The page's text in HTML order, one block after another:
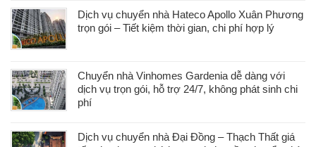
Dịch vụ chuyển nhà Hateco Apollo Xuân Phương
trọn gói – Tiết kiệm thời gian, chi phí hợp lý
Chuyển nhà Vinhomes Gardenia dễ dàng với
dịch vụ trọn gói, hỗ trợ 24/7, không phát sinh chi
phí
Dịch vụ chuyển nhà Đại Đồng – Thạch Thất giá